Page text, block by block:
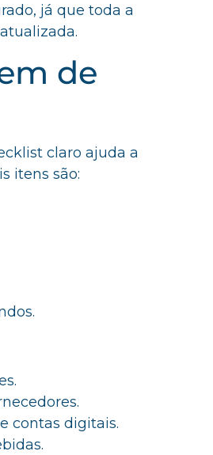
já que toda a
de
claro ajuda a
itens são:
contas digitais.